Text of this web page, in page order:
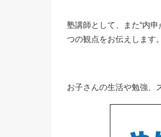
塾講師として、また“内
つの観点をお伝えします。
お子さんの生活や勉強、